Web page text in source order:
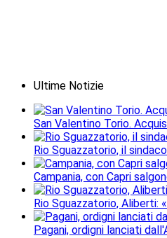
Ultime Notizie
San Valentino Torio.
Rio Sguazzatorio, il
Campania, con Capri
Rio Sguazzatorio,
Pagani, ordigni lanciati